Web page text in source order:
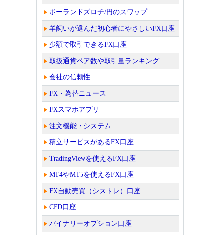
ポーランドズロチ/円のスワップ
羊飼いが選んだ初心者にやさしいFX口座
少額で取引できるFX口座
取扱通貨ペア数や取引量ランキング
会社の信頼性
FX・為替ニュース
FXスマホアプリ
注文機能・システム
積立サービスがあるFX口座
TradingViewを使えるFX口座
MT4やMT5を使えるFX口座
FX自動売買（シストレ）口座
CFD口座
バイナリーオプション口座